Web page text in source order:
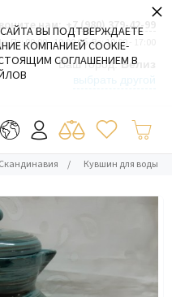
нам: +7 (980) 379-42-99
Пт: 09:00 - 19:00 Сб-Вс: 10:00 - 17:00
Ваш город:Белиз
Скандинавия / Кувшин для воды
ВЫ ПОДТВЕРЖДАЕТЕ
КОМПАНИЕЙ COOKIE-
СОГЛАШЕНИЕМ В
×